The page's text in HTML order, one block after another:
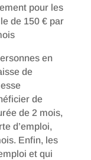
pour les
de 150 € par
en
de
de
de 2 mois,
d’emploi,
Enfin, les
et qui